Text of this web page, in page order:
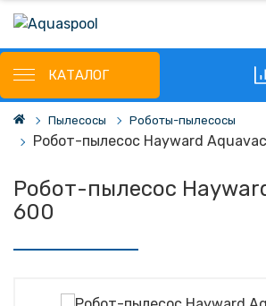
КАТАЛОГ
Пылесосы Роботы-пылесосы
Робот-пылесос Hayward
Робот-пылесос
600